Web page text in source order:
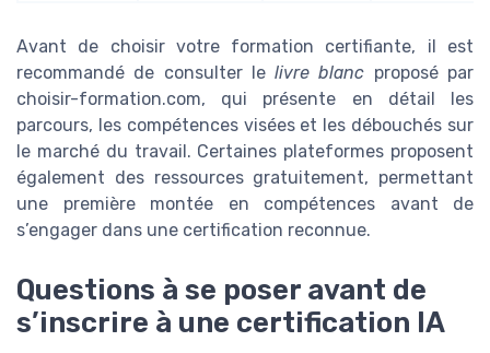
Avant de choisir votre formation certifiante, il est
recommandé de consulter lelivre blanc proposé par
choisir-formation.com, qui présente en détail les
parcours, les compétences visées et les débouchés sur
le marché du travail. Certaines plateformes proposent
également des ressources gratuitement, permettant
une première montée en compétences avant de
s’engager dans une certification reconnue.
Questions à se poser avant de
s’inscrire à une certification IA